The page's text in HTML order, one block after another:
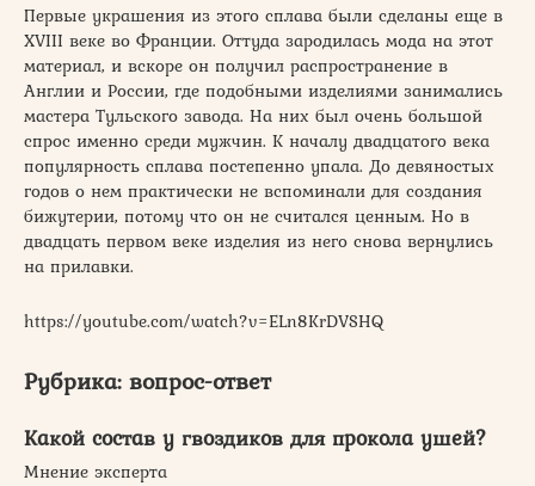
Первые украшения из этого сплава были сделаны еще в
XVIII веке во Франции. Оттуда зародилась мода на этот
материал, и вскоре он получил распространение в
Англии и России, где подобными изделиями занимались
мастера Тульского завода. На них был очень большой
спрос именно среди мужчин. К началу двадцатого века
популярность сплава постепенно упала. До девяностых
годов о нем практически не вспоминали для создания
бижутерии, потому что он не считался ценным. Но в
двадцать первом веке изделия из него снова вернулись
на прилавки.
https://youtube.com/watch?v=ELn8KrDVSHQ
Рубрика: вопрос-ответ
Какой состав у гвоздиков для прокола ушей?
Мнение эксперта